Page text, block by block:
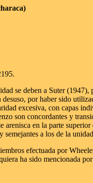
se deben a Suter
por haber sido
excesiva, con capas
son concordantes y
arenisca en la parte
a los de la
efectuada por
ha sido mencionada